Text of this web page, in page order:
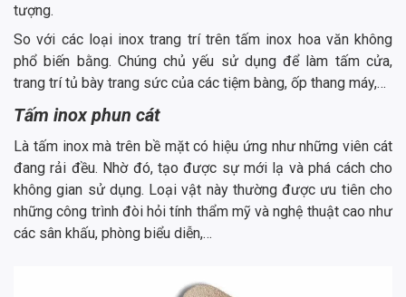
tượng.
So với các loại inox trang trí trên tấm inox hoa văn không
phổ biến bằng. Chúng chủ yếu sử dụng để làm tấm cửa,
trang trí tủ bày trang sức của các tiệm bàng, ốp thang máy,…
Tấm inox phun cát
Là tấm inox mà trên bề mặt có hiệu ứng như những viên cát
đang rải đều. Nhờ đó, tạo được sự mới lạ và phá cách cho
không gian sử dụng. Loại vật này thường được ưu tiên cho
những công trình đòi hỏi tính thẩm mỹ và nghệ thuật cao như
các sân khấu, phòng biểu diễn,…